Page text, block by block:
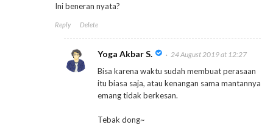
Ini beneran nyata?
Reply Delete
Yoga Akbar S. 24 August 2019 at 12:27
Bisa karena waktu sudah membuat perasaan
itu biasa saja, atau kenangan sama mantannya
emang tidak berkesan.
Tebak dong~